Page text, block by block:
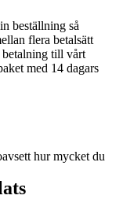
beställning så
flera betalsätt
betalning till vårt
med 14 dagars
hur mycket du